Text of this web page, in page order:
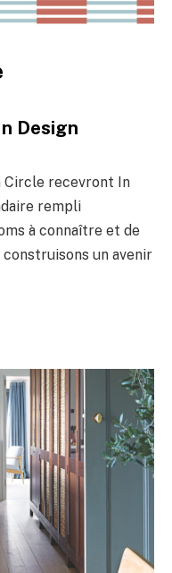
Design
Circle recevront In
rempli
à connaître et de
un avenir